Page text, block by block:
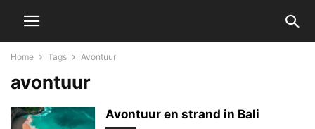
Home Tags Avontuur
avontuur
Avontuur en strand in Bali